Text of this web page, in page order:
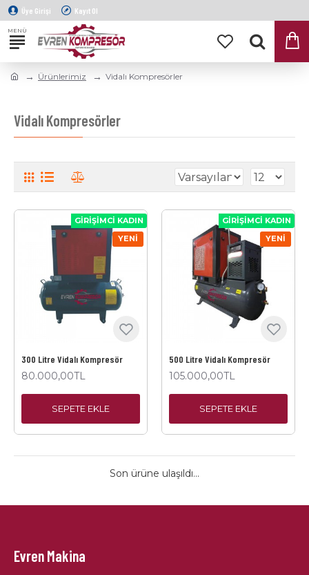
Üye Girişi Kayıt Ol
Ürünlerimiz Vidalı Kompresörler
Vidalı Kompresörler
YENI
GIRIŞIMCI KADIN
300 Litre Vidalı Kompresör
80.000,00TL
SEPETE EKLE
YENI
GIRIŞIMCI KADIN
500 Litre Vidalı Kompresör
105.000,00TL
SEPETE EKLE
Son ürüne ulaşıldı...
Evren Makina